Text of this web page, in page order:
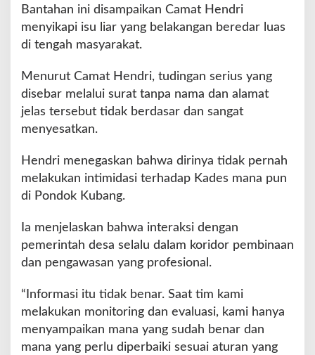
n
I
m
d
K
a
Bantahan ini disampaikan Camat Hendri
menyikapi isu liar yang belakangan beredar luas
di tengah masyarakat.
Menurut Camat Hendri, tudingan serius yang
disebar melalui surat tanpa nama dan alamat
jelas tersebut tidak berdasar dan sangat
menyesatkan.
Hendri menegaskan bahwa dirinya tidak pernah
melakukan intimidasi terhadap Kades mana pun
di Pondok Kubang.
Ia menjelaskan bahwa interaksi dengan
pemerintah desa selalu dalam koridor pembinaan
dan pengawasan yang profesional.
“Informasi itu tidak benar. Saat tim kami
melakukan monitoring dan evaluasi, kami hanya
menyampaikan mana yang sudah benar dan
mana yang perlu diperbaiki sesuai aturan yang